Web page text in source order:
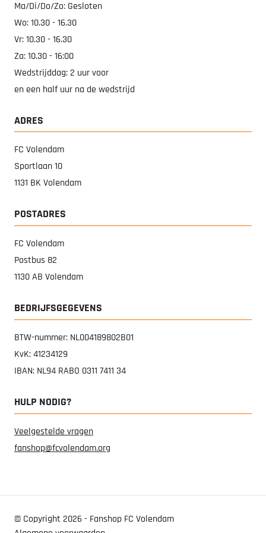
Ma/Di/Do/Zo: Gesloten
Wo: 10.30 - 16.30
Vr: 10.30 - 16.30
Za: 10.30 - 16:00
Wedstrijddag: 2 uur voor
en een half uur na de wedstrijd
ADRES
FC Volendam
Sportlaan 10
1131 BK Volendam
POSTADRES
FC Volendam
Postbus 82
1130 AB Volendam
BEDRIJFSGEGEVENS
BTW-nummer: NL004189802B01
KvK: 41234129
IBAN: NL94 RABO 0311 7411 34
HULP NODIG?
Veelgestelde vragen
fanshop@fcvolendam.org
© Copyright 2026 - Fanshop FC Volendam